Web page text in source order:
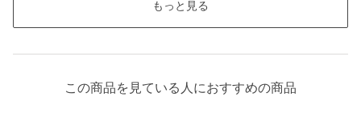
もっと見る
この商品を見ている人におすすめの商品